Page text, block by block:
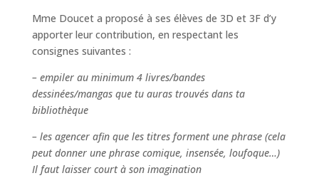
Mme Doucet a proposé à ses élèves de 3D et 3F d’y
apporter leur contribution, en respectant les
consignes suivantes :
– empiler au minimum 4 livres/bandes
dessinées/mangas que tu auras trouvés dans ta
bibliothèque
– les agencer afin que les titres forment une phrase (cela
peut donner une phrase comique, insensée, loufoque…)
Il faut laisser court à son imagination